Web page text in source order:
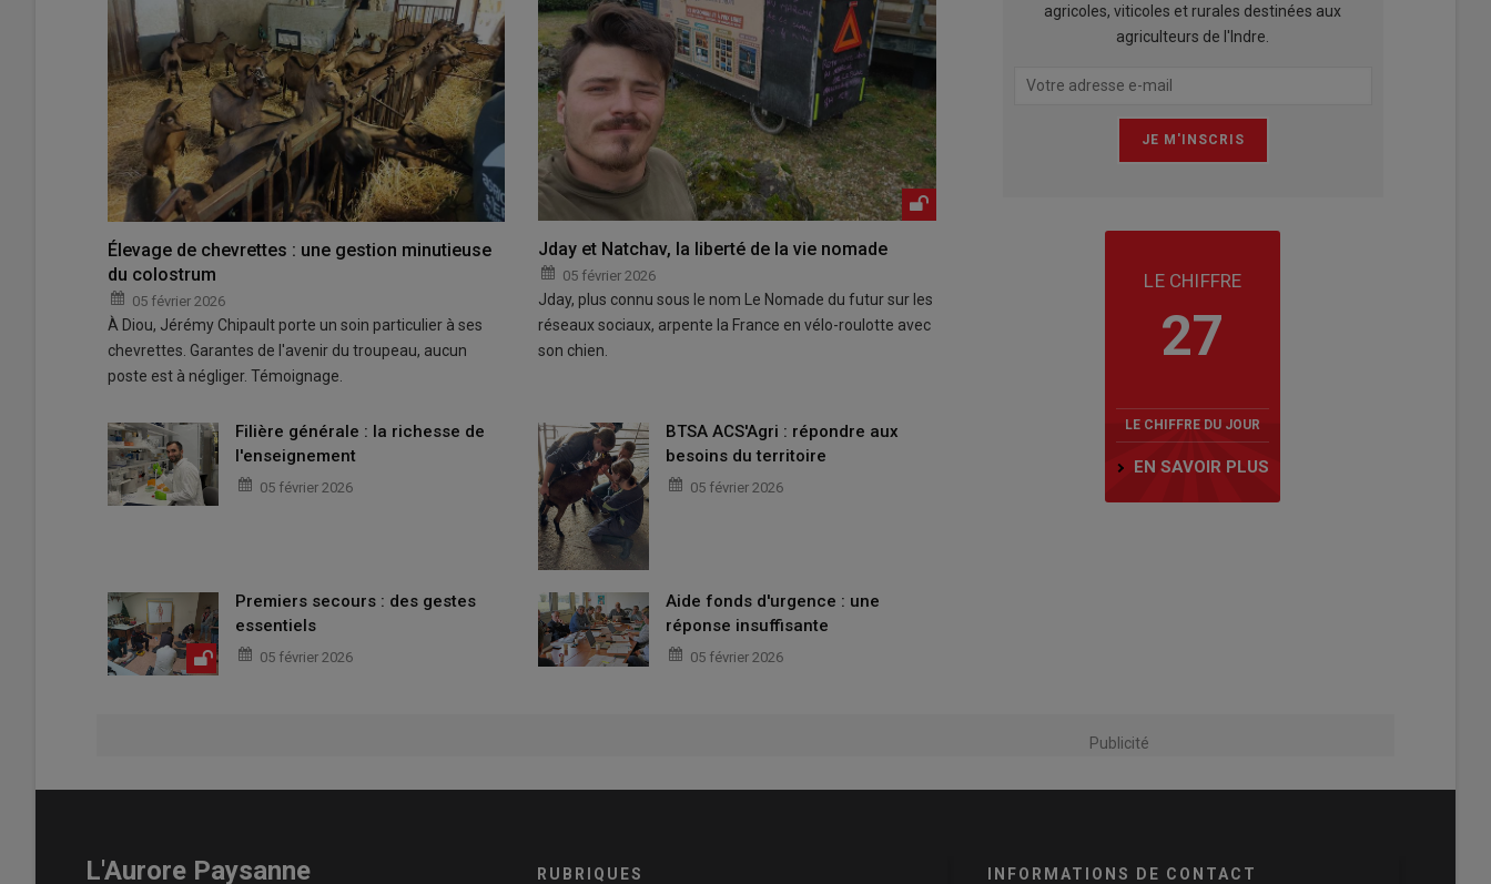
Élevage de chevrettes : une gestion minutieuse
du colostrum
05 février 2026
À Diou, Jérémy Chipault porte un soin particulier à ses
chevrettes. Garantes de l'avenir du troupeau, aucun
poste est à négliger. Témoignage.
Jday et Natchav, la liberté de la vie nomade
05 février 2026
Jday, plus connu sous le nom Le Nomade du futur sur les
réseaux sociaux, arpente la France en vélo-roulotte avec
son chien.
Filière générale : la richesse de
l'enseignement
05 février 2026
BTSA ACS'Agri : répondre aux
besoins du territoire
05 février 2026
Premiers secours : des gestes
essentiels
05 février 2026
Aide fonds d'urgence : une
réponse insuffisante
05 février 2026
agricoles, viticoles et rurales destinées aux
agriculteurs de l'Indre.
LE CHIFFRE
27
LE CHIFFRE DU JOUR
EN SAVOIR PLUS
Publicité
L'Aurore Paysanne RUBRIQUES INFORMATIONS DE CONTACT